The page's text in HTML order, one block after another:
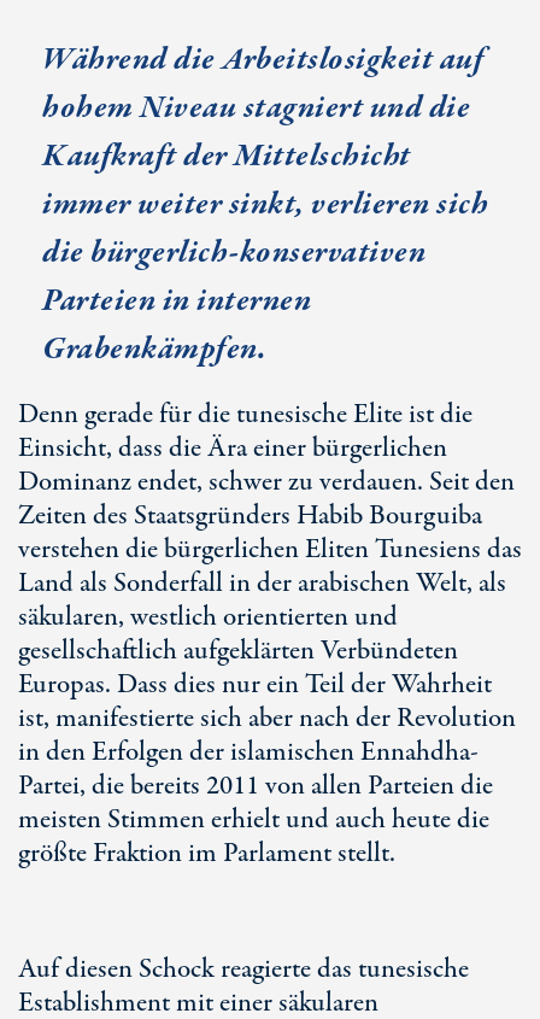
Während die Arbeitslosigkeit auf
hohem Niveau stagniert und die
Kaufkraft der Mittelschicht
immer weiter sinkt, verlieren sich
die bürgerlich-konservativen
Parteien in internen
Grabenkämpfen.
Denn gerade für die tunesische Elite ist die
Einsicht, dass die Ära einer bürgerlichen
Dominanz endet, schwer zu verdauen. Seit den
Zeiten des Staatsgründers Habib Bourguiba
verstehen die bürgerlichen Eliten Tunesiens das
Land als Sonderfall in der arabischen Welt, als
säkularen, westlich orientierten und
gesellschaftlich aufgeklärten Verbündeten
Europas. Dass dies nur ein Teil der Wahrheit
ist, manifestierte sich aber nach der Revolution
in den Erfolgen der islamischen Ennahdha-
Partei, die bereits 2011 von allen Parteien die
meisten Stimmen erhielt und auch heute die
größte Fraktion im Parlament stellt.
Auf diesen Schock reagierte das tunesische
Establishment mit einer säkularen